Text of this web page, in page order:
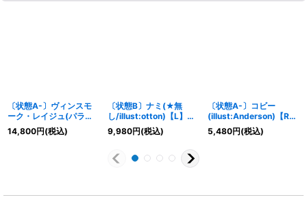
〔状態A-〕ヴィンスモ
ーク・レイジュ(パラレ
ル/SP/タロット柄)
【SP】{EB03-031}
14,800円(税込)
〔状態B〕ナミ(★無
し/illust:otton)【L】
{OP11-041}
9,980円(税込)
〔状態A-〕コビー
(illust:Anderson)【R】
{OP02-098}
5,480円(税込)